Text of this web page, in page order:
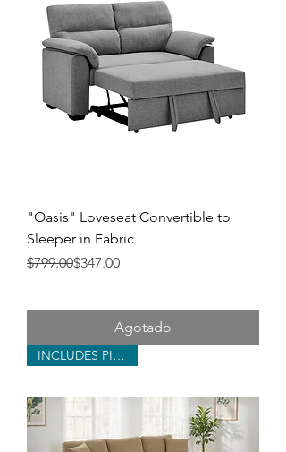
"Oasis" Loveseat Convertible to
Sleeper in Fabric
Precio
$799.00
Precio de oferta
$347.00
Agotado
INCLUDES PILLOWS